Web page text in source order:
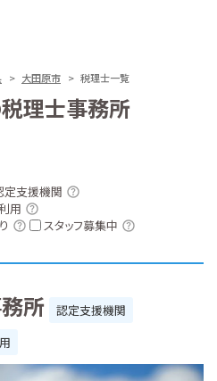
大田原市 税理士一覧
理士事務所
定支援機関
用
スタッフ募集中
所
認定支援機関